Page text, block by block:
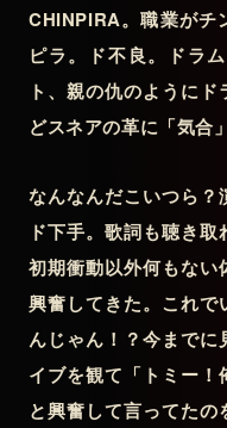
CHINPIRA。職業がチ
ピラ。ド不良。ドラ
ト、親の仇のように
どスネアの革に「気合
なんなんだこいつら？
ド下手。歌詞も聴き取
初期衝動以外何もない
興奮してきた。これで
んじゃん！？今まで
イブを観て「トミー！
と興奮して言ってた